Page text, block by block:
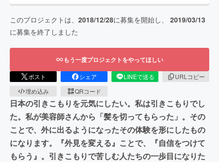
このプロジェクトは、 2018/12/28に募集を開始し、 2019/03/13
に募集を終了しました
もう一度プロジェクトをやってほしい
ポスト シェア LINEで送る
URLコピー
埋め込み
QRコード
日本の引きこもりを元気にしたい。私は引きこもりでし
た。私が美容師さんから「髪を切ってもらった」。その
ことで、外に出るようになったその体験を形にしたもの
になります。『外見を変える』ことで、『自信をつけて
もらう』。引きこもりで苦しむ人たちの一歩目になりた